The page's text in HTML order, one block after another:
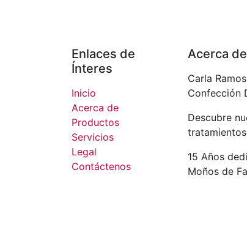
Enlaces de
Ínteres
Inicio
Acerca de
Productos
Servicios
Legal
Contáctenos
Acerca de
Carla
Confección
Descubre
15 Años
Moños de